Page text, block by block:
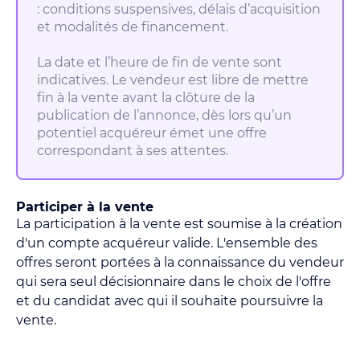
: conditions suspensives, délais d’acquisition
et modalités de financement.
La date et l’heure de fin de vente sont
indicatives. Le vendeur est libre de mettre
fin à la vente avant la clôture de la
publication de l’annonce, dès lors qu’un
potentiel acquéreur émet une offre
correspondant à ses attentes.
Participer à la vente
La participation à la vente est soumise à la création
d'un compte acquéreur valide. L'ensemble des
offres seront portées à la connaissance du vendeur
qui sera seul décisionnaire dans le choix de l'offre
et du candidat avec qui il souhaite poursuivre la
vente.